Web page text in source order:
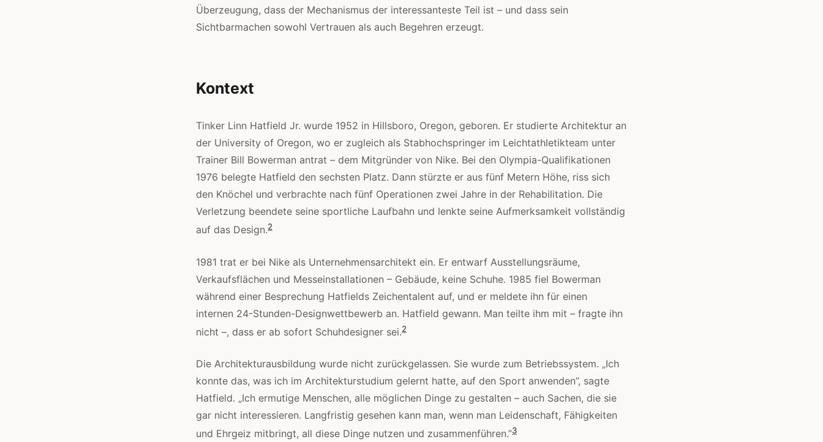
Überzeugung, dass der Mechanismus der interessanteste Teil ist – und dass sein
Sichtbarmachen sowohl Vertrauen als auch Begehren erzeugt.
Kontext
Tinker Linn Hatfield Jr. wurde 1952 in Hillsboro, Oregon, geboren. Er studierte Architektur an
der University of Oregon, wo er zugleich als Stabhochspringer im Leichtathletikteam unter
Trainer Bill Bowerman antrat – dem Mitgründer von Nike. Bei den Olympia-Qualifikationen
1976 belegte Hatfield den sechsten Platz. Dann stürzte er aus fünf Metern Höhe, riss sich
den Knöchel und verbrachte nach fünf Operationen zwei Jahre in der Rehabilitation. Die
Verletzung beendete seine sportliche Laufbahn und lenkte seine Aufmerksamkeit vollständig
auf das Design.2
1981 trat er bei Nike als Unternehmensarchitekt ein. Er entwarf Ausstellungsräume,
Verkaufsflächen und Messeinstallationen – Gebäude, keine Schuhe. 1985 fiel Bowerman
während einer Besprechung Hatfields Zeichentalent auf, und er meldete ihn für einen
internen 24-Stunden-Designwettbewerb an. Hatfield gewann. Man teilte ihm mit – fragte ihn
nicht –, dass er ab sofort Schuhdesigner sei.2
Die Architekturausbildung wurde nicht zurückgelassen. Sie wurde zum Betriebssystem. „Ich
konnte das, was ich im Architekturstudium gelernt hatte, auf den Sport anwenden”, sagte
Hatfield. „Ich ermutige Menschen, alle möglichen Dinge zu gestalten – auch Sachen, die sie
gar nicht interessieren. Langfristig gesehen kann man, wenn man Leidenschaft, Fähigkeiten
und Ehrgeiz mitbringt, all diese Dinge nutzen und zusammenführen.”3